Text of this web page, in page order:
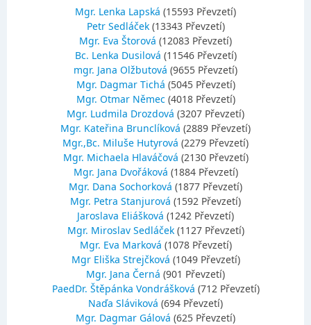
Mgr. Lenka Lapská (15593 Převzetí)
Petr Sedláček (13343 Převzetí)
Mgr. Eva Štorová (12083 Převzetí)
Bc. Lenka Dusilová (11546 Převzetí)
mgr. Jana Olžbutová (9655 Převzetí)
Mgr. Dagmar Tichá (5045 Převzetí)
Mgr. Otmar Němec (4018 Převzetí)
Mgr. Ludmila Drozdová (3207 Převzetí)
Mgr. Kateřina Brunclíková (2889 Převzetí)
Mgr.,Bc. Miluše Hutyrová (2279 Převzetí)
Mgr. Michaela Hlaváčová (2130 Převzetí)
Mgr. Jana Dvořáková (1884 Převzetí)
Mgr. Dana Sochorková (1877 Převzetí)
Mgr. Petra Stanjurová (1592 Převzetí)
Jaroslava Eliášková (1242 Převzetí)
Mgr. Miroslav Sedláček (1127 Převzetí)
Mgr. Eva Marková (1078 Převzetí)
Mgr Eliška Strejčková (1049 Převzetí)
Mgr. Jana Černá (901 Převzetí)
PaedDr. Štěpánka Vondrášková (712 Převzetí)
Naďa Sláviková (694 Převzetí)
Mgr. Dagmar Gálová (625 Převzetí)